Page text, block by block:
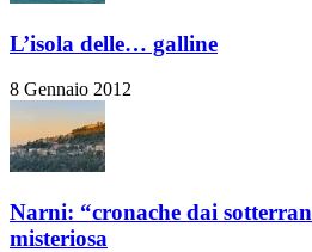
L’isola delle… galline
8 Gennaio 2012
Narni: “cronache dai
misteriosa